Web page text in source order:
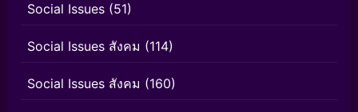
Social Issues (51)
Social Issues สังคม (114)
Social Issues สังคม (160)